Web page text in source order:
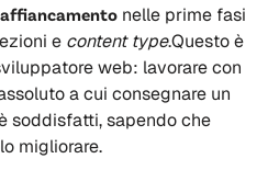
nelle prime fasi
e content type.Questo è
web: lavorare con
a cui consegnare un
soddisfatti, sapendo che
migliorare.